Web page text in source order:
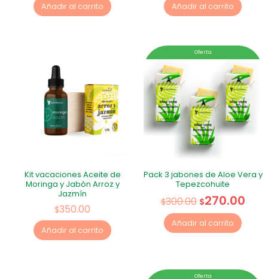
Añadir al carrito Añadir al carrito
Kit vacaciones Aceite de
Moringa y Jabón Arroz y
Jazmín
$350.00
Añadir al carrito
Oferta
Pack 3 jabones de Aloe Vera y
Tepezcohuite
$300.00 $270.00
Añadir al carrito
Oferta